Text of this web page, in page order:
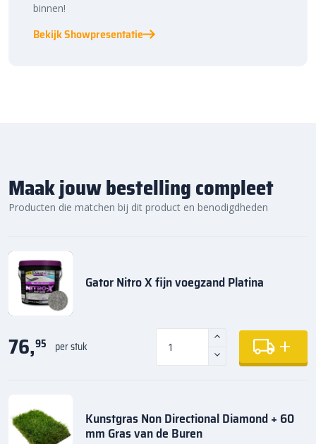
binnen!
Bekijk Showpresentatie
Maak jouw bestelling compleet
Producten die matchen bij dit product en benodigdheden
Gator Nitro X fijn voegzand Platina
76,95 per stuk
Kunstgras Non Directional Diamond + 60
mm Gras van de Buren